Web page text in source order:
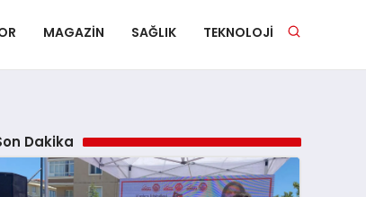
MAGAZIN SAĞLIK TEKNOLOJI
Dakika